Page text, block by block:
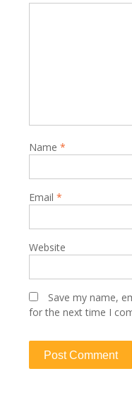
Name *
Email *
Website
Save my name,
for the next time I